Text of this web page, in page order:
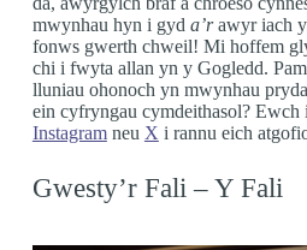
mwynhau hyn i gyd a’rawyr iach
fonws gwerth chweil! Mi hoffem
chi i fwyta allan yn y Gogledd.
lluniau ohonoch yn mwynhau
ein cyfryngau cymdeithasol? Ewch
Instagramneu X i rannu eich
Gwesty’r Fali – Y Fali